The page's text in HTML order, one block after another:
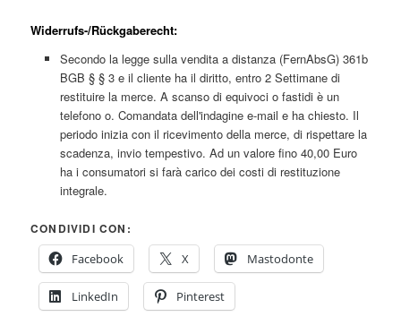
Widerrufs-/Rückgaberecht:
Secondo la legge sulla vendita a distanza (FernAbsG) 361b
BGB § § 3 e il cliente ha il diritto, entro 2 Settimane di
restituire la merce. A scanso di equivoci o fastidi è un
telefono o. Comandata dell'indagine e-mail e ha chiesto. Il
periodo inizia con il ricevimento della merce, di rispettare la
scadenza, invio tempestivo. Ad un valore fino 40,00 Euro
ha i consumatori si farà carico dei costi di restituzione
integrale.
CONDIVIDI CON:
Facebook
X Mastodonte
LinkedIn Pinterest